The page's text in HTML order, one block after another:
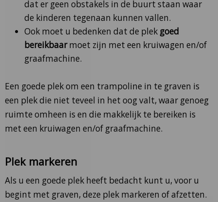
dat er geen obstakels in de buurt staan waar
de kinderen tegenaan kunnen vallen.
Ook moet u bedenken dat de plek goed
bereikbaarmoet zijn met een kruiwagen en/of
graafmachine.
Een goede plek om een trampoline in te graven is
een plek die niet teveel in het oog valt, waar genoeg
ruimte omheen is en die makkelijk te bereiken is
met een kruiwagen en/of graafmachine.
Plek markeren
Als u een goede plek heeft bedacht kunt u, voor u
begint met graven, deze plek markeren of afzetten.